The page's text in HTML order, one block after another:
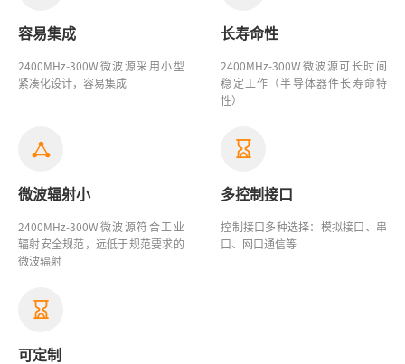
容易集成
2400MHz-300W微波源采用小型
紧凑化设计，容易集成
长寿命性
2400MHz-300W微波源可长时间
稳定工作（半导体器件长寿命特
性）
微波辐射小
2400MHz-300W微波源符合工业
辐射安全规范，远低于规范要求的
微波辐射
多控制接口
控制接口多种选择：模拟接口、串
口、网口通信等
可定制